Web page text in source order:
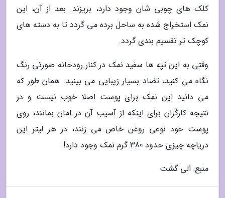
کلک های چوبی شان وجود دارد، بریزند. بعد از آن، این
نمک استخراج شده به ساحل برده می گردد تا به دسته های
کوچک تر تقسیم بندی گردد.
وقتی به این تپه ها سفید نمک در کنار رودخانه صورتی رنگ
نگاه می کنید، تضاد بسیار زیبایی می بینید. همان طور که
می دانید این نمک برای پوست اصلا خوب نیست و در
نتیجه کارگران برای اینکه از آسیب آن در امان بمانند، روی
پوست خود نوعی روغن خاص می زنند، در هر لیتر این
دریاچه چیزی حدود 380 گرم نمک وجود دارد!
منبع: الی گشت